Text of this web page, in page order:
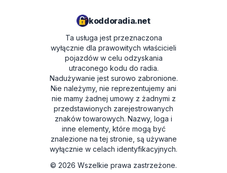
koddoradia.net
Ta usługa jest przeznaczona
wyłącznie dla prawowitych właścicieli
pojazdów w celu odzyskania
utraconego kodu do radia.
Nadużywanie jest surowo zabronione.
Nie należymy, nie reprezentujemy ani
nie mamy żadnej umowy z żadnymi z
przedstawionych zarejestrowanych
znaków towarowych. Nazwy, loga i
inne elementy, które mogą być
znalezione na tej stronie, są używane
wyłącznie w celach identyfikacyjnych.
© 2026 Wszelkie prawa zastrzeżone.